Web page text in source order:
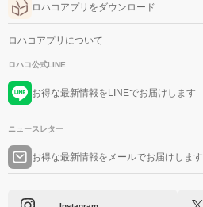
ロハコアプリをダウンロード
ロハコアプリについて
ロハコ公式LINE
お得な最新情報をLINEでお届けします
ニュースレター
お得な最新情報をメールでお届けします